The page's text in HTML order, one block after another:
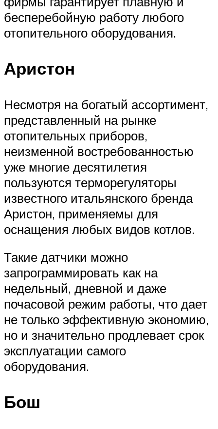
бесперебойную работу любого
отопительного оборудования.
Аристон
Несмотря на богатый ассортимент,
представленный на рынке
отопительных приборов,
неизменной востребованностью
уже многие десятилетия
пользуются терморегуляторы
известного итальянского бренда
Аристон, применяемы для
оснащения любых видов котлов.
Такие датчики можно
запрограммировать как на
недельный, дневной и даже
почасовой режим работы, что дает
не только эффективную экономию,
но и значительно продлевает срок
эксплуатации самого
оборудования.
Бош